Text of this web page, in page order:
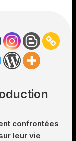
confrontées
leur vie